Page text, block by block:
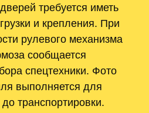
требуется иметь
и крепления. При
рулевого механизма
сообщается
спецтехники. Фото
выполняется для
транспортировки.